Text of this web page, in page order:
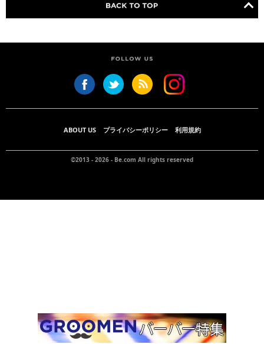
トレーニング
好印象な男
頭皮ケア
ダイエット
理容室
ABOUT US プライバシーポリシー 利用規約
©2013 - 2026 - Be.com All rights reserved